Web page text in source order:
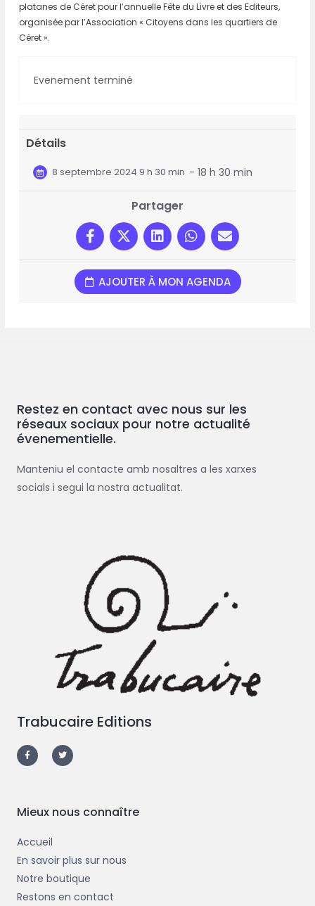
platanes de Céret pour l’annuelle Fête du Livre et des Editeurs,
organisée par l’Association « Citoyens dans les quartiers de
Céret ».
Evenement terminé
Détails
8 septembre 2024 9 h 30 min - 18 h 30 min
Partager
AJOUTER À MON AGENDA
Restez en contact avec nous sur les
réseaux sociaux pour notre actualité
évenementielle.
Manteniu el contacte amb nosaltres a les xarxes
socials i segui la nostra actualitat.
Trabucaire Editions
a
c
e
-
f
w
i
t
Mieux nous connaître
Accueil
En savoir plus sur nous
Notre boutique
Restons en contact